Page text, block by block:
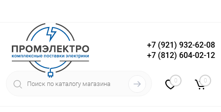
Вход Регистрация
+7 (921) 932-62-08
+7 (812) 604-02-12
0 0